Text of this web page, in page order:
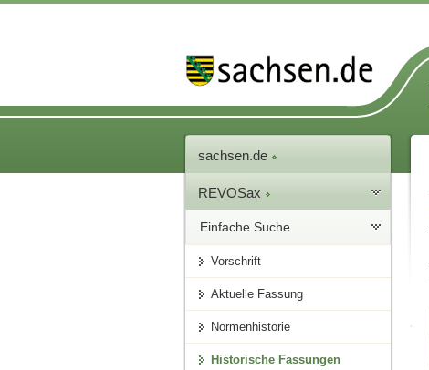
sachsen.de
REVOSax
Einfache Suche
Vorschrift
Aktuelle Fassung
Normenhistorie
Historische Fassungen